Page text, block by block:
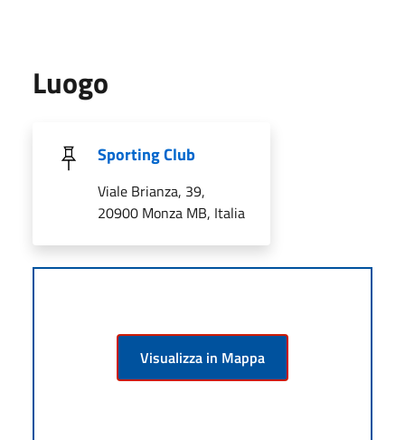
Luogo
Sporting Club
Viale Brianza, 39,
20900 Monza MB, Italia
Visualizza in Mappa